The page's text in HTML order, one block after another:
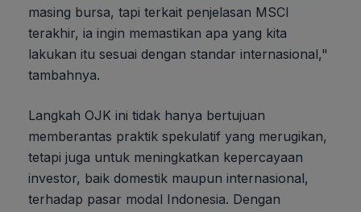
masing bursa, tapi terkait penjelasan MSCI
terakhir, ia ingin memastikan apa yang kita
lakukan itu sesuai dengan standar internasional,"
tambahnya.
Langkah OJK ini tidak hanya bertujuan
memberantas praktik spekulatif yang merugikan,
tetapi juga untuk meningkatkan kepercayaan
investor, baik domestik maupun internasional,
terhadap pasar modal Indonesia. Dengan